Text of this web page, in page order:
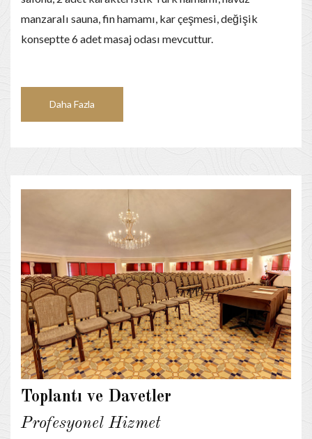
manzaralı sauna, fin hamamı, kar çeşmesi, değişik
konseptte 6 adet masaj odası mevcuttur.
Daha Fazla
Toplantı ve Davetler
Profesyonel Hizmet